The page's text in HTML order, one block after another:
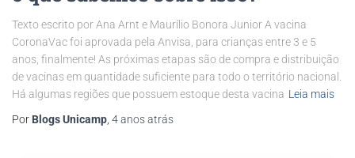
Texto escrito por Ana Arnt e Maurílio Bonora Junior A vacina
CoronaVac foi aprovada pela Anvisa, para crianças entre 3 e 5
anos, finalmente! As próximas etapas são de compra e distribuição
de vacinas em quantidade suficiente para todo o território nacional.
Há algumas regiões que possuem estoque desta vacina Leia mais
Por Blogs Unicamp, 4 anosatrás